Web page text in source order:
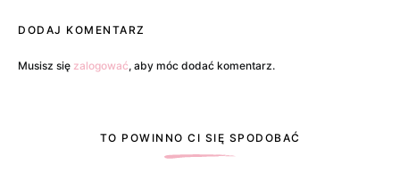
DODAJ KOMENTARZ
Musisz się zalogować, aby móc dodać komentarz.
TO POWINNO CI SIĘ SPODOBAĆ